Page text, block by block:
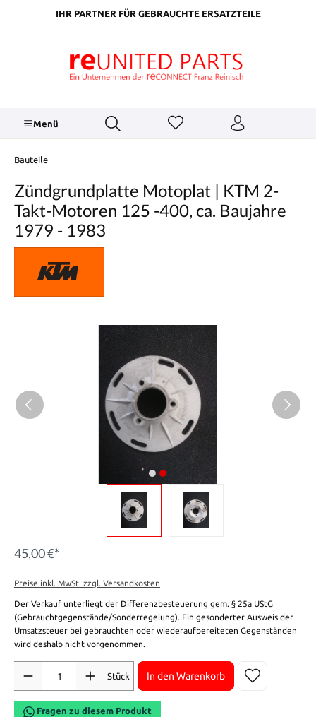
springenIHR PARTNER FÜR GEBRAUCHTE ERSATZTEILE
Menü
Bauteile
Zündgrundplatte Motoplat | KTM 2-
Takt-Motoren 125 -400, ca. Baujahre
1979 - 1983
45,00 €*
Preise inkl. MwSt. zzgl. Versandkosten
Der Verkauf unterliegt der Differenzbesteuerung gem. § 25a UStG
(Gebrauchtgegenstände/Sonderregelung). Ein gesonderter Ausweis der
Umsatzsteuer bei gebrauchten oder wiederaufbereiteten Gegenständen
wird deshalb nicht vorgenommen.
Stück
In den Warenkorb
Fragen zu diesem Produkt